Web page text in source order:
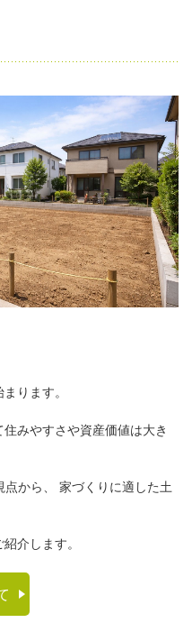
ります。
みやすさや資産価値は大き
から、 家づくりに適した土
介します。